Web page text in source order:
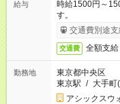
給与
時給1500円～
す。
交通費別途支
交通費 全額支給
勤務地
東京都中央区
東京駅 / 大手町
アシックスウ